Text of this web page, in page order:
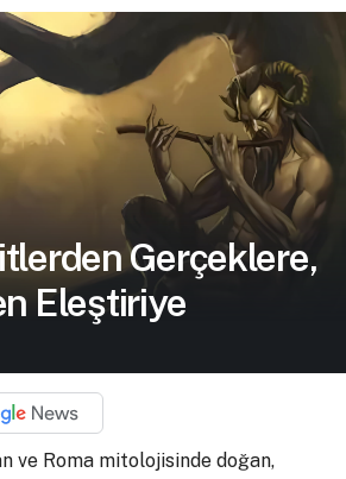
Gerçeklere,
Eleştiriye
ve Roma mitolojisinde doğan,